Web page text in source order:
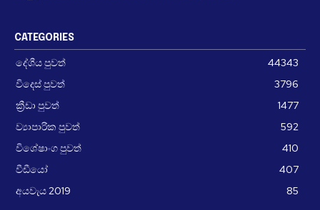
CATEGORIES
දේශීය පුවත්
44343
විදෙස් පුවත්
3796
ක්‍රීඩා පුවත්
1477
ව්‍යාපාරික පුවත්
592
විශේෂාංග පුවත්
410
වීඩීයෝ
407
අයවැය 2019
85